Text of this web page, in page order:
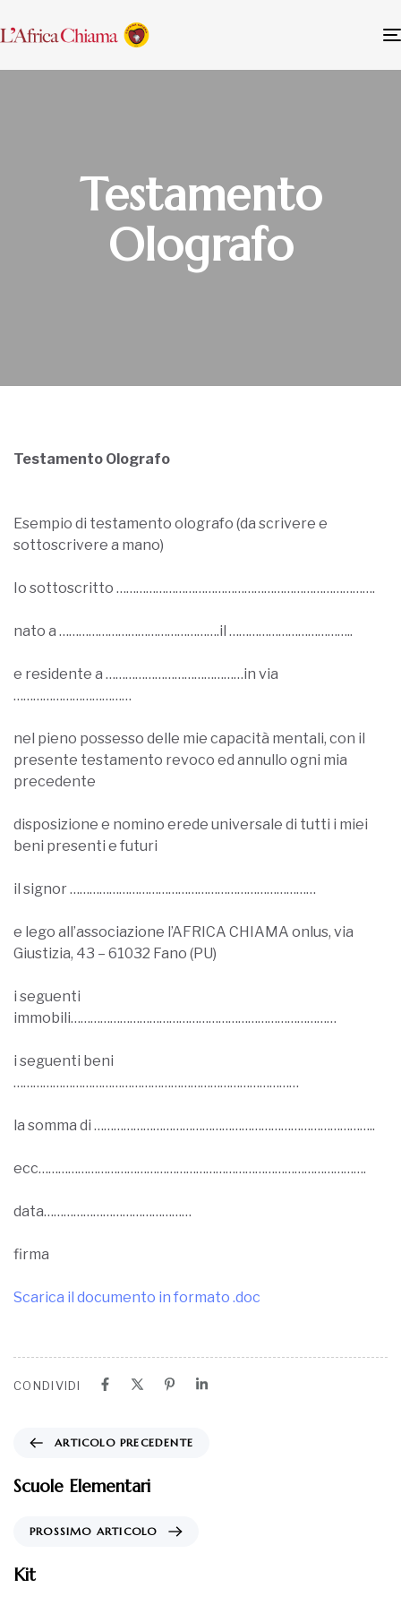
Testamento
Olografo
Testamento Olografo
Esempio di testamento olografo (da scrivere e
sottoscrivere a mano)
Io sottoscritto …………………………………………………………………….
nato a ………………………………………….il ………………………………..
e residente a ……………………………………in via
………………………………
nel pieno possesso delle mie capacità mentali, con il
presente testamento revoco ed annullo ogni mia
precedente
disposizione e nomino erede universale di tutti i miei
beni presenti e futuri
il signor …………………………………………………………………
e lego all’associazione l’AFRICA CHIAMA onlus, via
Giustizia, 43 – 61032 Fano (PU)
i seguenti
immobili………………………………………………………………………
i seguenti beni
……………………………………………………………………………
la somma di …………………………………………………………………………..
ecc……………………………………………………………………………………….
data………………………………………
firma
Scarica il documento in formato .doc
CONDIVIDI
ARTICOLO PRECEDENTE
Scuole Elementari
PROSSIMO ARTICOLO
Kit